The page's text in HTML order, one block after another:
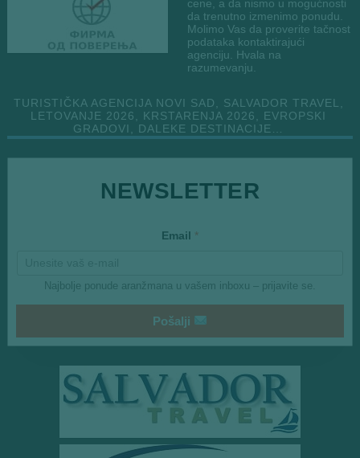
cene, a da nismo u mogućnosti
da trenutno izmenimo ponudu.
Molimo Vas da proverite tačnost
podataka kontaktirajući
agenciju. Hvala na
razumevanju.
TURISTIČKA AGENCIJA NOVI SAD, SALVADOR TRAVEL,
LETOVANJE 2026, KRSTARENJA 2026, EVROPSKI
GRADOVI, DALEKE DESTINACIJE…
NEWSLETTER
m
E
m
a
l
Email *
Najbolje ponude aranžmana u vašem inboxu – prijavite se.
Pošalji